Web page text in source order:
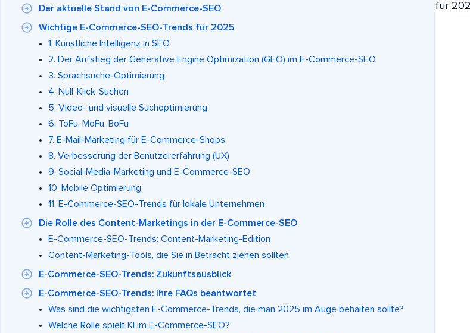
Der aktuelle Stand von E-Commerce-SEO
Wichtige E-Commerce-SEO-Trends für 2025
1. Künstliche Intelligenz in SEO
2. Der Aufstieg der Generative Engine Optimization (GEO) im E-Commerce-SEO
3. Sprachsuche-Optimierung
4. Null-Klick-Suchen
5. Video- und visuelle Suchoptimierung
6. ToFu, MoFu, BoFu
7. E-Mail-Marketing für E-Commerce-Shops
8. Verbesserung der Benutzererfahrung (UX)
9. Social-Media-Marketing und E-Commerce-SEO
10. Mobile Optimierung
11. E-Commerce-SEO-Trends für lokale Unternehmen
Die Rolle des Content-Marketings in der E-Commerce-SEO
E-Commerce-SEO-Trends: Content-Marketing-Edition
Content-Marketing-Tools, die Sie in Betracht ziehen sollten
E-Commerce-SEO-Trends: Zukunftsausblick
E-Commerce-SEO-Trends: Ihre FAQs beantwortet
Was sind die wichtigsten E-Commerce-Trends, die man 2025 im Auge behalten sollte?
Welche Rolle spielt KI im E-Commerce-SEO?
für